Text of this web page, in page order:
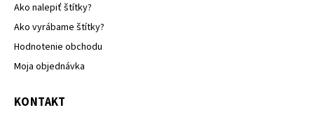
Ako nalepiť štítky?
Ako vyrábame štítky?
Hodnotenie obchodu
Moja objednávka
KONTAKT